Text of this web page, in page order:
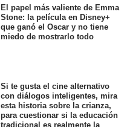
El papel más valiente de Emma
Stone: la película en Disney+
que ganó el Oscar y no tiene
miedo de mostrarlo todo
Si te gusta el cine alternativo
con diálogos inteligentes, mira
esta historia sobre la crianza,
para cuestionar si la educación
tradicional es realmente la